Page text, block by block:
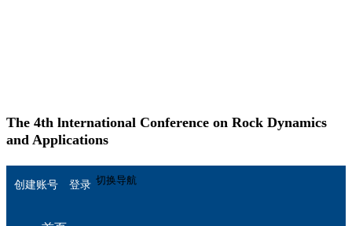
The 4th lnternational Conference on Rock Dynamics
and Applications
切换导航
创建账号 登录